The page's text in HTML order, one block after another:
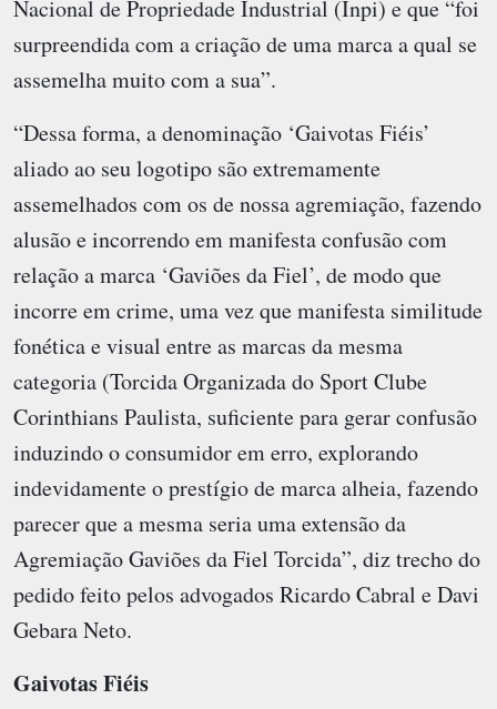
Nacional de Propriedade Industrial (Inpi) e que “foi
surpreendida com a criação de uma marca a qual se
assemelha muito com a sua”.
“Dessa forma, a denominação ‘Gaivotas Fiéis’
aliado ao seu logotipo são extremamente
assemelhados com os de nossa agremiação, fazendo
alusão e incorrendo em manifesta confusão com
relação a marca ‘Gaviões da Fiel’, de modo que
incorre em crime, uma vez que manifesta similitude
fonética e visual entre as marcas da mesma
categoria (Torcida Organizada do Sport Clube
Corinthians Paulista, suficiente para gerar confusão
induzindo o consumidor em erro, explorando
indevidamente o prestígio de marca alheia, fazendo
parecer que a mesma seria uma extensão da
Agremiação Gaviões da Fiel Torcida”, diz trecho do
pedido feito pelos advogados Ricardo Cabral e Davi
Gebara Neto.
Gaivotas Fiéis